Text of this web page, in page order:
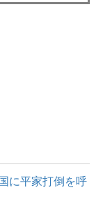
に平家打倒を呼